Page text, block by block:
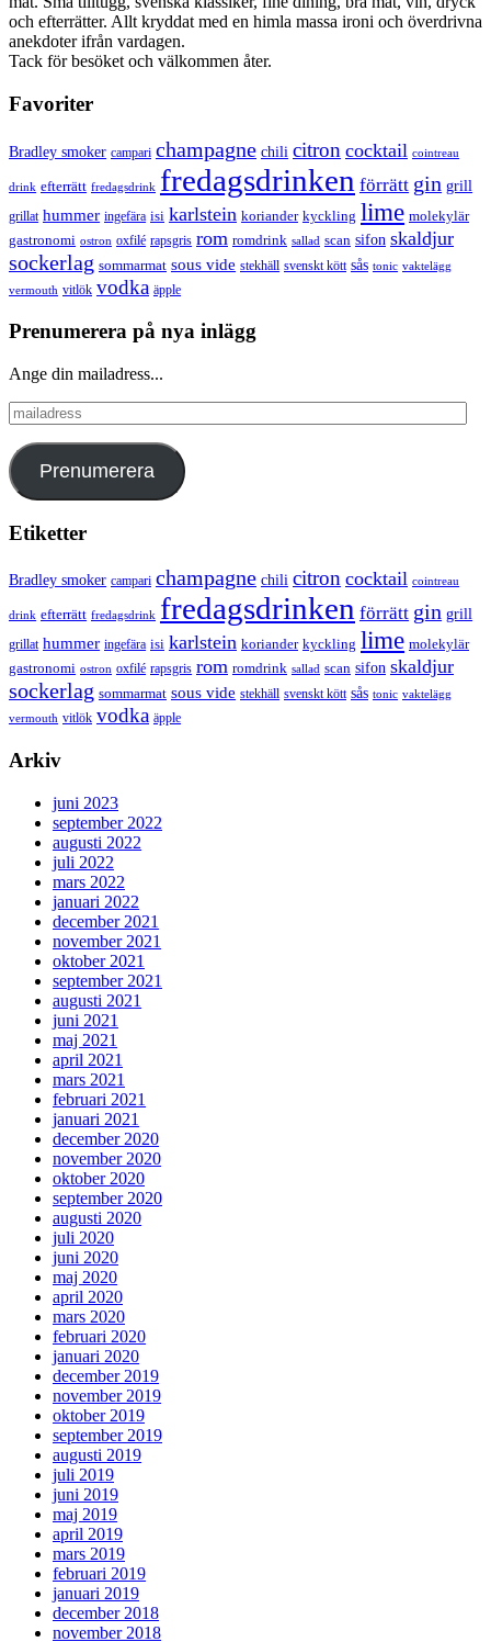
och efterrätter. Allt kryddat med en himla massa ironi och överdrivna
anekdoter ifrån vardagen.
Tack för besöket och välkommen åter.
Favoriter
Bradley smoker campari champagne chili citron cocktail cointreau
drink efterrätt fredagsdrink fredagsdrinken förrätt gin grill
grillat hummer ingefära isi karlstein koriander kyckling lime molekylär
gastronomi ostron oxfilé rapsgris rom romdrink sallad scan sifon skaldjur
sockerlag sommarmat sous vide stekhäll svenskt kött sås tonic vaktelägg
vermouth vitlök vodka äpple
Prenumerera på nya inlägg
Ange din mailadress...
mailadress
Prenumerera
Etiketter
Bradley smoker campari champagne chili citron cocktail cointreau
drink efterrätt fredagsdrink fredagsdrinken förrätt gin grill
grillat hummer ingefära isi karlstein koriander kyckling lime molekylär
gastronomi ostron oxfilé rapsgris rom romdrink sallad scan sifon skaldjur
sockerlag sommarmat sous vide stekhäll svenskt kött sås tonic vaktelägg
vermouth vitlök vodka äpple
Arkiv
juni 2023
september 2022
augusti 2022
juli 2022
mars 2022
januari 2022
december 2021
november 2021
oktober 2021
september 2021
augusti 2021
juni 2021
maj 2021
april 2021
mars 2021
februari 2021
januari 2021
december 2020
november 2020
oktober 2020
september 2020
augusti 2020
juli 2020
juni 2020
maj 2020
april 2020
mars 2020
februari 2020
januari 2020
december 2019
november 2019
oktober 2019
september 2019
augusti 2019
juli 2019
juni 2019
maj 2019
april 2019
mars 2019
februari 2019
januari 2019
december 2018
november 2018